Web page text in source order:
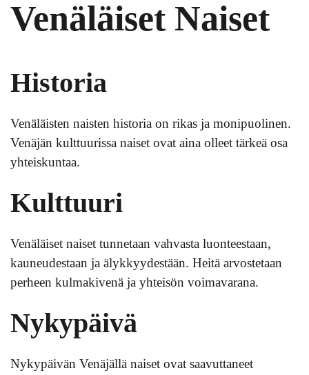
Venäläiset Naiset
Historia
Venäläisten naisten historia on rikas ja monipuolinen.
Venäjän kulttuurissa naiset ovat aina olleet tärkeä osa
yhteiskuntaa.
Kulttuuri
Venäläiset naiset tunnetaan vahvasta luonteestaan,
kauneudestaan ja älykkyydestään. Heitä arvostetaan
perheen kulmakivenä ja yhteisön voimavarana.
Nykypäivä
Nykypäivän Venäjällä naiset ovat saavuttaneet